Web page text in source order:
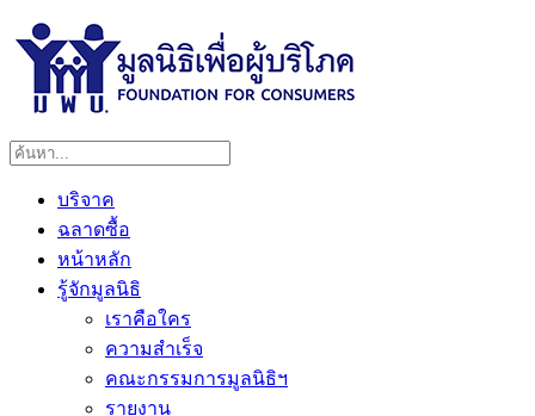
บริจาค
ฉลาดซื้อ
หน้าหลัก
รู้จักมูลนิธิ
เราคือใคร
ความสำเร็จ
คณะกรรมการมูลนิธิฯ
รายงาน